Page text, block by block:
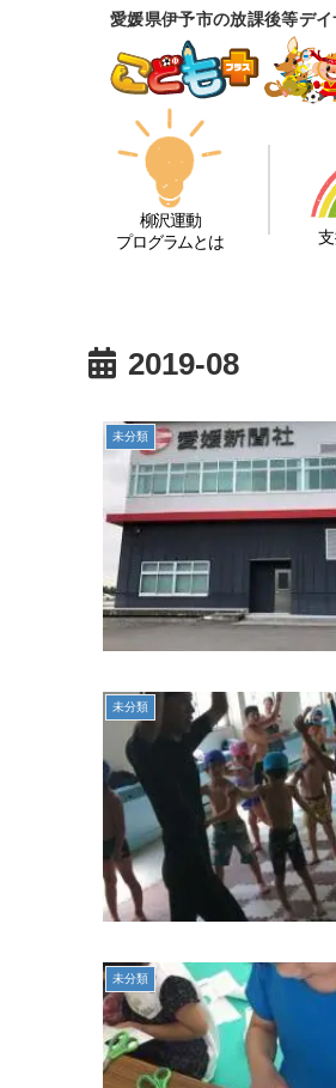
愛媛県伊予市の放課後等デ
柳沢運動
プログラムとは
2019-08
未分類
未分類
未分類